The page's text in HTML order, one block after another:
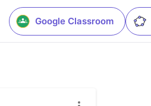
Google Classroom